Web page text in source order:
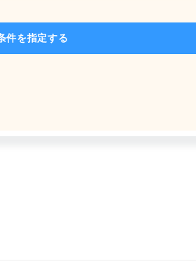
あるご質問
件を指定する